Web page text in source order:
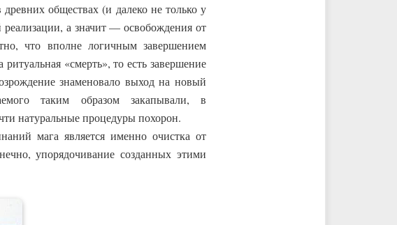
обществах (и далеко не только у
а значит — освобождения от
что вполне логичным завершением
«смерть», то есть завершение
знаменовало выход на новый
таким образом закапывали, в
натуральные процедуры похорон.
мага является именно очистка от
упорядочивание созданных этими